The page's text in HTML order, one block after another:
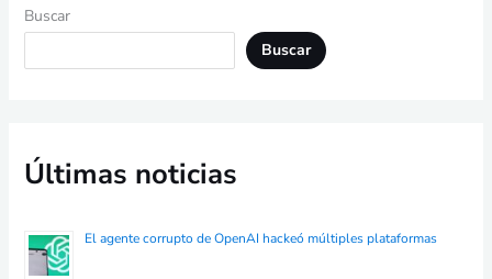
Buscar
Buscar
Últimas noticias
El agente corrupto de OpenAI hackeó múltiples plataformas